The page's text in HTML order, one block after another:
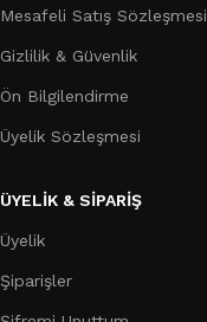
Mesafeli Satış Sözleşmesi
Gizlilik & Güvenlik
Ön Bilgilendirme
Üyelik Sözleşmesi
ÜYELİK & SİPARİŞ
Üyelik
Şiparişler